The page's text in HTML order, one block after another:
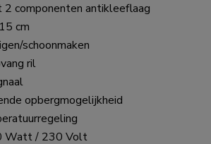
componenten antikleeflaag
cm
schoonmaken
ril
opbergmogelijkheid
Watt / 230 Volt